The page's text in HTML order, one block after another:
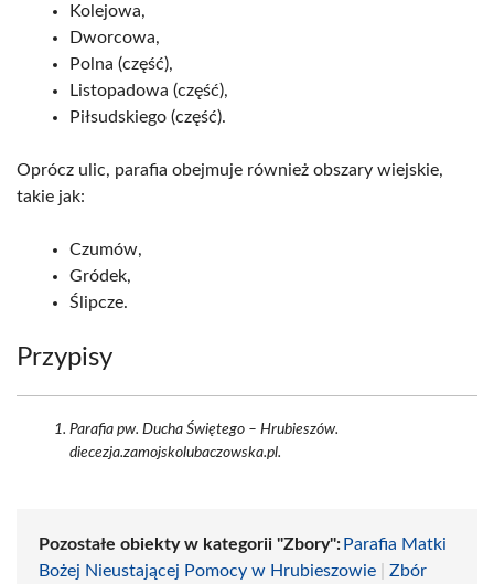
Kolejowa,
Dworcowa,
Polna (część),
Listopadowa (część),
Piłsudskiego (część).
Oprócz ulic, parafia obejmuje również obszary wiejskie,
takie jak:
Czumów,
Gródek,
Ślipcze.
Przypisy
Parafia pw. Ducha Świętego – Hrubieszów.
diecezja.zamojskolubaczowska.pl.
Pozostałe obiekty w kategorii "Zbory": Parafia Matki
Bożej Nieustającej Pomocy w Hrubieszowie
Zbór